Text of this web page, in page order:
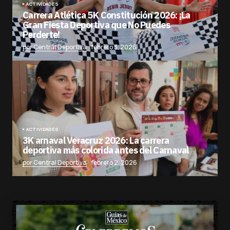
ACTIVIDADES
Carrera Atlética 5K Constitución 2026: ¡La
Gran Fiesta Deportiva que No Puedes
Perderte!
por Central Deportiva febrero 3, 2026
ACTIVIDADES
3K arnaval Veracruz 2026: La carrera
deportiva más colorida antes del Carnaval
por Central Deportiva febrero 2, 2026